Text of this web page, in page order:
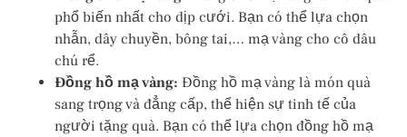
phổ biến nhất cho dịp cưới. Bạn có thể lựa chọn
nhẫn, dây chuyền, bông tai,… mạ vàng cho cô dâu
chú rể.
Đồng hồ mạ vàng: Đồng hồ mạ vàng là món quà
sang trọng và đẳng cấp, thể hiện sự tinh tế của
người tặng quà. Bạn có thể lựa chọn đồng hồ mạ